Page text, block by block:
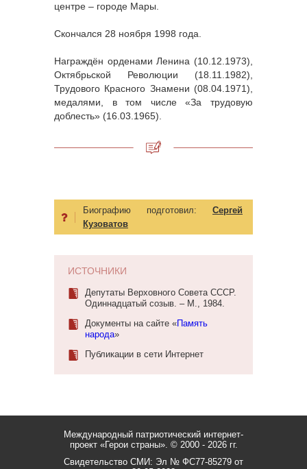
центре – городе Мары.
Скончался 28 ноября 1998 года.
Награждён орденами Ленина (10.12.1973),
Октябрьской Революции (18.11.1982),
Трудового Красного Знамени (08.04.1971),
медалями, в том числе «За трудовую
доблесть» (16.03.1965).
Биографию подготовил: Сергей
Кузоватов
ИСТОЧНИКИ
Депутаты Верховного Совета СССР.
Одиннадцатый созыв. – М., 1984.
Документы на сайте «Память
народа»
Публикации в сети Интернет
Международный патриотический интернет-
проект «Герои страны». © 2000 - 2026 гг.
Свидетельство СМИ: Эл № ФС77-85279 от